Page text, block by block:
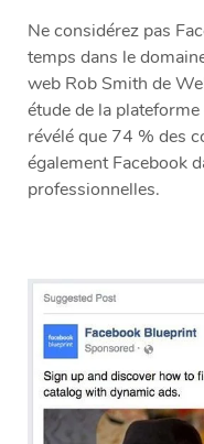
Ne considérez pas
temps dans le
web Rob Smith de
étude de la
révélé que 74 % des
également Facebook
professionnelles.